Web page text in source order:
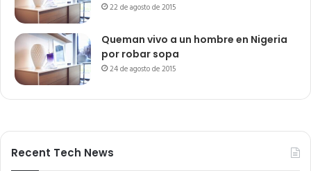
22 de agosto de 2015
Queman vivo a un hombre en Nigeria
por robar sopa
24 de agosto de 2015
Recent Tech News